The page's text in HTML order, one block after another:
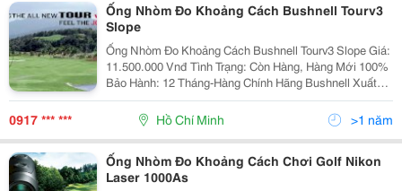
Ống Nhòm Đo Khoảng Cách Bushnell Tourv3
Slope
Ống Nhòm Đo Khoảng Cách Bushnell Tourv3 Slope Giá:
11.500.000 Vnđ Tình Trạng: Còn Hàng, Hàng Mới 100%
Bảo Hành: 12 Tháng-Hàng Chính Hãng Bushnell Xuất
Xứ: Trung Quốc - Là Thiết Bị Xác Định Khoảng Cách
Cao Cấp Sử Dụng Cho
0917 *** *** Hồ Chí Minh >1 năm
Ống Nhòm Đo Khoảng Cách Chơi Golf Nikon
Laser 1000As